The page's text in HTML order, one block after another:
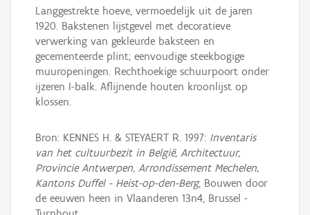
Langgestrekte hoeve, vermoedelijk uit de jaren
1920. Bakstenen lijstgevel met decoratieve
verwerking van gekleurde baksteen en
gecementeerde plint; eenvoudige steekbogige
muuropeningen. Rechthoekige schuurpoort onder
ijzeren I-balk. Aflijnende houten kroonlijst op
klossen.
Bron: KENNES H. & STEYAERT R. 1997: Inventaris
van het cultuurbezit in België, Architectuur,
Provincie Antwerpen, Arrondissement Mechelen,
Kantons Duffel - Heist-op-den-Berg, Bouwen door
de eeuwen heen in Vlaanderen 13n4, Brussel -